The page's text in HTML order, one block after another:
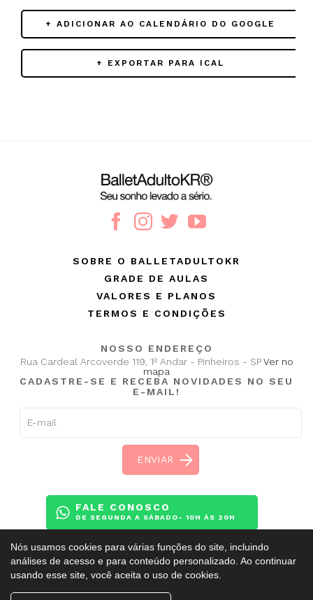
+ ADICIONAR AO CALENDÁRIO DO GOOGLE
+ EXPORTAR PARA ICAL
NOSSO ENDEREÇO
Rua Cardeal Arcoverde 119, 1º Andar - Pinheiros - SPVer no
mapa
CADASTRE-SE E RECEBA NOVIDADES NO SEU
E-MAIL!
FALE CONOSCO
DE SEGUNDA A SÁBADO- 10H ÀS 20H
SOBRE O BALLETADULTOKR
GRADE DE AULAS
VALORES E PLANOS
TERMOS E CONDIÇÕES
Nós usamos cookies para várias funções do site, incluindo
análises de acesso e para conteúdo personalizado. Ao continuar
usando esse site, você aceita o uso de cookies.